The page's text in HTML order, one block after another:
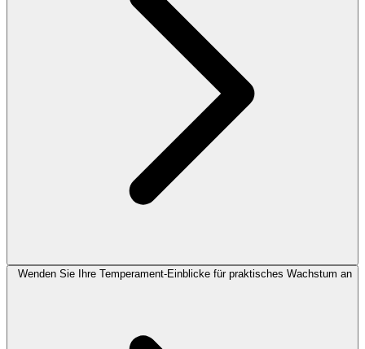
Wenden Sie Ihre Temperament-Einblicke für praktisches Wachstum an